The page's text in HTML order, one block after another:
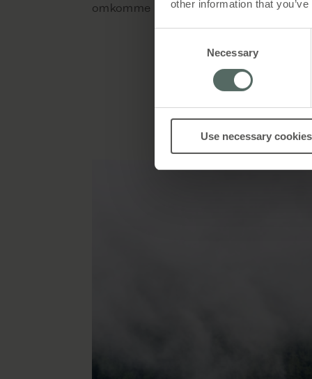
other information that
Necessary
Use necessary
omkomme mindskes væsentligt.